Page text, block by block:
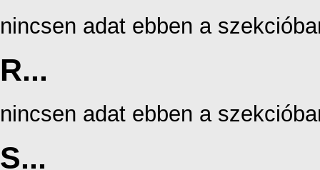
nincsen adat ebben a
R...
nincsen adat ebben a
S...